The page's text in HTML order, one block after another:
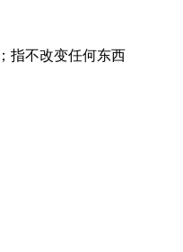
指不改变任何东西